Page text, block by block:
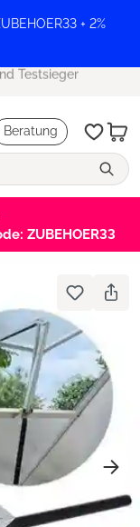
+ 2%
Testsieger
Beratung
ZUBEHOER33